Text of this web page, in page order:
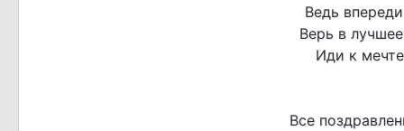
Ведь
Верь в
Иди к
Все